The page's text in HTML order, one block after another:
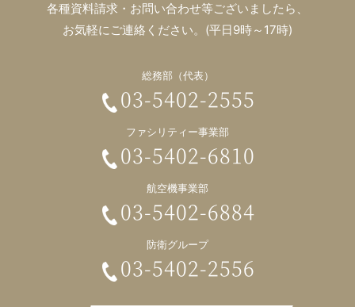
各種資料請求・お問い合わせ等ございましたら、
お気軽にご連絡ください。(平日9時～17時)
総務部（代表）
03-5402-2555
ファシリティー事業部
03-5402-6810
航空機事業部
03-5402-6884
防衛グループ
03-5402-2556